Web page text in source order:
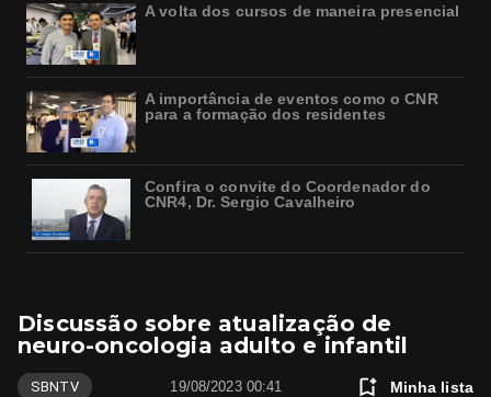
A volta dos cursos de maneira presencial
A importância de eventos como o CNR
para a formação dos residentes
Confira o convite do Coordenador do
CNR4, Dr. Sergio Cavalheiro
Discussão sobre atualização de
neuro-oncologia adulto e infantil
SBNTV 19/08/2023 00:41 Minha lista